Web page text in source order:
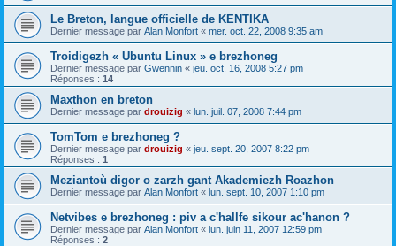
Le Breton, langue officielle de KENTIKA
Dernier message par Alan Monfort « mer. oct. 22, 2008 9:35 am
Troidigezh « Ubuntu Linux » e brezhoneg
Dernier message par Gwennin « jeu. oct. 16, 2008 5:27 pm
Réponses : 14
Maxthon en breton
Dernier message par drouizig « lun. juil. 07, 2008 7:44 pm
TomTom e brezhoneg ?
Dernier message par drouizig « jeu. sept. 20, 2007 8:22 pm
Réponses : 1
Meziantoù digor o zarzh gant Akademiezh Roazhon
Dernier message par Alan Monfort « lun. sept. 10, 2007 1:10 pm
Netvibes e brezhoneg : piv a c'hallfe sikour ac'hanon ?
Dernier message par Alan Monfort « lun. juin 11, 2007 12:59 pm
Réponses : 2